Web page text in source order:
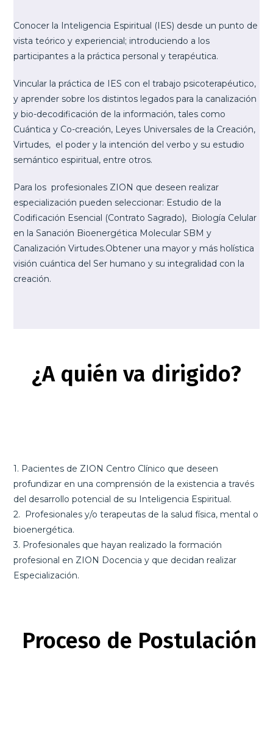
Conocer la Inteligencia Espiritual (IES) desde un punto de
vista teórico y experiencial; introduciendo a los
participantes a la práctica personal y terapéutica.
Vincular la práctica de IES con el trabajo psicoterapéutico,
y aprender sobre los distintos legados para la canalización
y bio-decodificación de la información, tales como
Cuántica y Co-creación, Leyes Universales de la Creación,
Virtudes, el poder y la intención del verbo y su estudio
semántico espiritual, entre otros.
Para los profesionales ZION que deseen realizar
especialización pueden seleccionar: Estudio de la
Codificación Esencial (Contrato Sagrado), Biología Celular
en la Sanación Bioenergética Molecular SBM y
Canalización Virtudes.Obtener una mayor y más holística
visión cuántica del Ser humano y su integralidad con la
creación.
¿A quién va dirigido?
1. Pacientes de ZION Centro Clínico que deseen
profundizar en una comprensión de la existencia a través
del desarrollo potencial de su Inteligencia Espiritual.
2. Profesionales y/o terapeutas de la salud física, mental o
bioenergética.
3. Profesionales que hayan realizado la formación
profesional en ZION Docencia y que decidan realizar
Especialización.
Proceso de Postulación